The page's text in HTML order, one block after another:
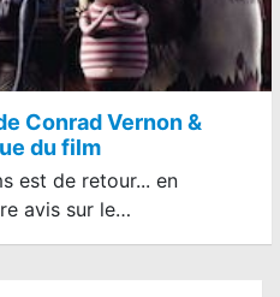
Conrad Vernon &
du film
est de retour... en
avis sur le…